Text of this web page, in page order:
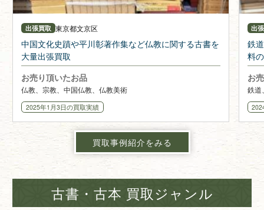
出張買取 東京都文京区
中国文化史蹟や平川彰著作集など仏教に関する古書を
大量出張買取
お売り頂いたお品
仏教、宗教、中国仏教、仏教美術
2025年1月3日の買取実績
出
鉄
料
お
鉄道
買取事例紹介をみる
古書・古本 買取ジャンル